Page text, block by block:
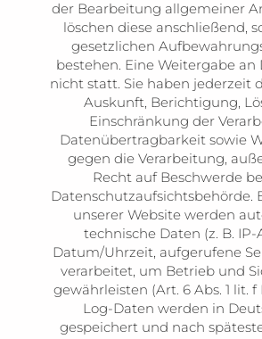
der Bearbeitung allgemeiner
löschen diese anschließend,
gesetzlichen
bestehen. Eine Weitergabe
nicht statt. Sie haben jederzeit
Auskunft, Berichtigung,
Einschränkung der
Datenübertragbarkeit sowie
gegen die Verarbeitung,
Recht auf Beschwerde
Datenschutzaufsichtsbehörde.
unserer Website werden
technische Daten (z. B. IP-
Datum/Uhrzeit, aufgerufene
verarbeitet, um Betrieb und
gewährleisten (Art. 6 Abs. 1 lit. f
Log-Daten werden in
gespeichert und nach